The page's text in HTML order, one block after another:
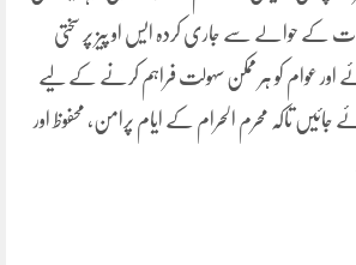
کے حوالے سے جاری کردہ ایس او پیز پر سختی
جائے اور عوام کو ہر ممکن سہولت فراہم کرنے کے لیے
جائیں تاکہ محرم الحرام کے ایام پرامن، محفوظ اور